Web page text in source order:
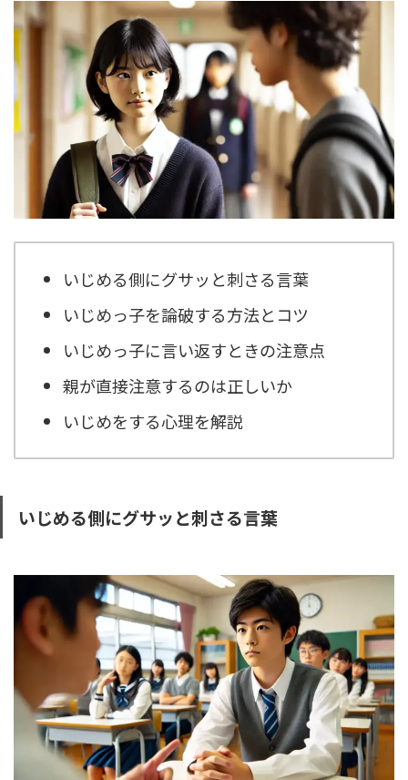
いじめる側にグサッと刺さる言葉
いじめっ子を論破する方法とコツ
いじめっ子に言い返すときの注意点
親が直接注意するのは正しいか
いじめをする心理を解説
いじめる側にグサッと刺さる言葉